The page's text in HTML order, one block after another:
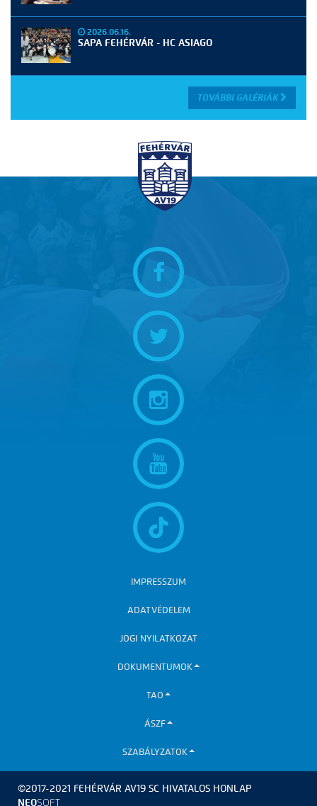
2026.06.16.
SAPA FEHÉRVÁR - HC ASIAGO
TOVÁBBI GALÉRIÁK
IMPRESSZUM
ADATVÉDELEM
JOGI NYILATKOZAT
DOKUMENTUMOK
TAO
ÁSZF
SZABÁLYZATOK
©2017-2021 FEHÉRVÁR AV19 SC HIVATALOS HONLAP
NEOSOFT